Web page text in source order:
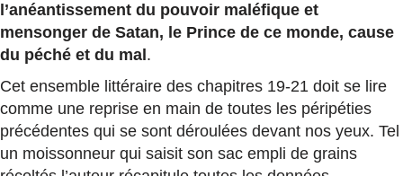
l’anéantissement du pouvoir maléfique et
mensonger de Satan, le Prince de ce monde, cause
du péché et du mal .
Cet ensemble littéraire des chapitres 19-21 doit se lire
comme une reprise en main de toutes les péripéties
précédentes qui se sont déroulées devant nos yeux. Tel
un moissonneur qui saisit son sac empli de grains